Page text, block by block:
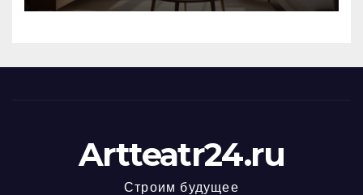
Artteatr24.ru
Строим будущее